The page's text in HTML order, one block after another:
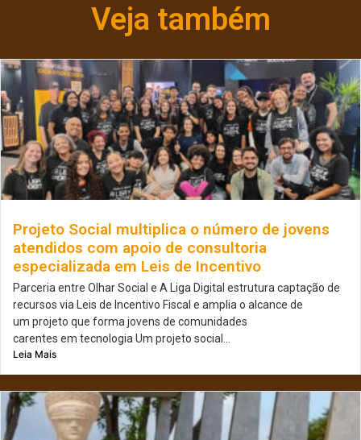
Veja também
Projeto Social multiplica o número de jovens
atendidos com apoio de consultoria
especializada em Leis de Incentivo
Parceria entre Olhar Social e A Liga Digital estrutura captação de
recursos via Leis de Incentivo Fiscal e amplia o alcance de
um projeto que forma jovens de comunidades
carentes em tecnologia Um projeto social...
Leia Mais